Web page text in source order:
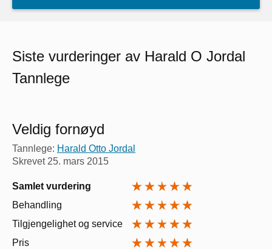
Siste vurderinger av Harald O Jordal
Tannlege
Veldig fornøyd
Tannlege: Harald Otto Jordal
Skrevet25. mars 2015
Samlet vurdering
Behandling
Tilgjengelighet og service
Pris